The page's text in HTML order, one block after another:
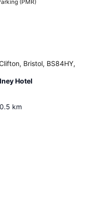
(PMR)
Bristol, BS84HY,
Hotel
km